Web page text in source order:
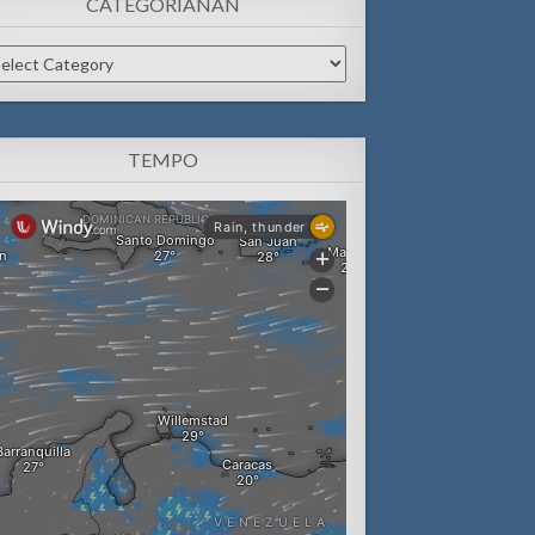
CATEGORIANAN
TEMPO